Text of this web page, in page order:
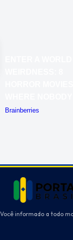
Você informado a todo